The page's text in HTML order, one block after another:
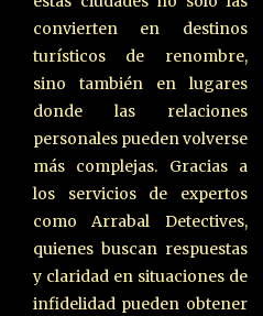
convierten en destinos
turísticos de renombre,
sino también en lugares
donde las relaciones
personales pueden volverse
más complejas. Gracias a
los servicios de expertos
como Arrabal Detectives,
quienes buscan respuestas
y claridad en situaciones de
infidelidad pueden obtener